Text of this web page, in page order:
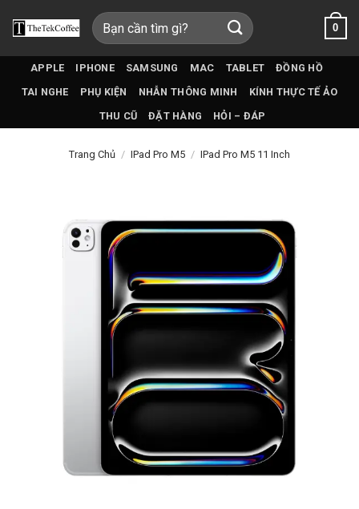
qua
Tìm
kiếm:
0
APPLE IPHONE SAMSUNG MAC TABLET
ĐỒNG HỒ
TAI NGHE
PHỤ KIỆN NHẪN THÔNG MINH
KÍNH THỰC TẾ ẢO
THU CŨ
ĐẶT HÀNG HỎI – ĐÁP
Trang Chủ / IPad Pro M5 / IPad Pro M5 11 Inch